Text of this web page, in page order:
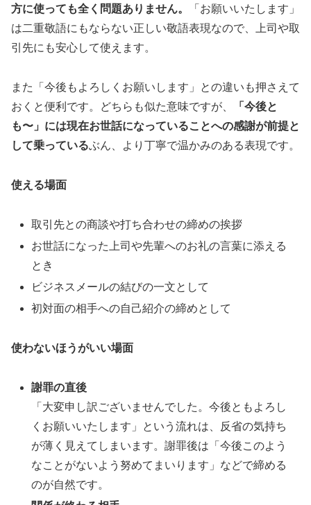
方に使っても全く問題ありません。
「お願いいたします」
は二重敬語にもならない正しい敬語表現なので、上司や取
引先にも安心して使えます。
また「今後もよろしくお願いします」との違いも押さえて
おくと便利です。どちらも似た意味ですが、
「今後と
も〜」には現在お世話になっていることへの感謝が前提と
して乗っているぶん、より丁寧で温かみのある表現です。
使える場面
取引先との商談や打ち合わせの締めの挨拶
お世話になった上司や先輩へのお礼の言葉に添える
とき
ビジネスメールの結びの一文として
初対面の相手への自己紹介の締めとして
使わないほうがいい場面
謝罪の直後
「大変申し訳ございませんでした。今後ともよろし
くお願いいたします」という流れは、反省の気持ち
が薄く見えてしまいます。謝罪後は「今後このよう
なことがないよう努めてまいります」などで締める
のが自然です。